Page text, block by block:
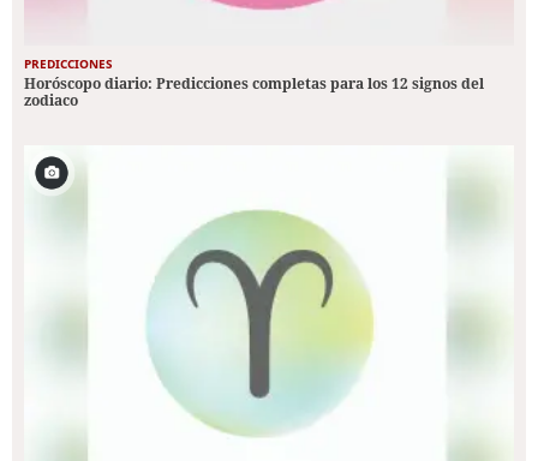
PREDICCIONES
Horóscopo diario: Predicciones completas para los 12 signos del
zodiaco